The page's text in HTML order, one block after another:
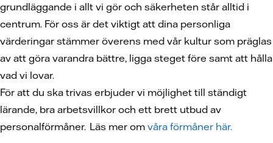
grundläggande i allt vi gör och säkerheten står alltid i
centrum. För oss är det viktigt att dina personliga
värderingar stämmer överens med vår kultur som präglas
av att göra varandra bättre, ligga steget före samt att hålla
vad vi lovar.
För att du ska trivas erbjuder vi möjlighet till ständigt
lärande, bra arbetsvillkor och ett brett utbud av
personalförmåner. Läs mer om våra förmåner här.